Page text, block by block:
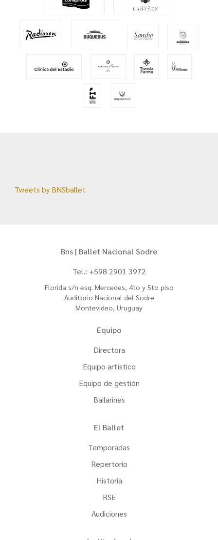
Tweets by BNSballet
Bns | Ballet Nacional Sodre
Tel.: +598 2901 3972
Florida s/n esq. Mercedes, 4to y 5to piso
Auditorio Nacional del Sodre
Montevideo, Uruguay
Equipo
Directora
Equipo artístico
Equipo de gestión
Bailarines
El Ballet
Temporadas
Repertorio
Historia
RSE
Audiciones